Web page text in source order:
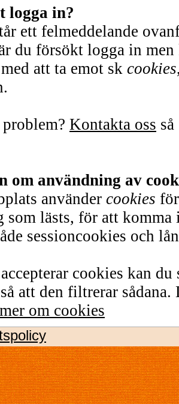
logga in?
ett felmeddelande
du försökt logga in
att ta emot sk cookies
Kontakta oss
om användning av
använder cookies
som lästs, för att
sessioncookies och
cookies kan
att den filtrerar
om cookies